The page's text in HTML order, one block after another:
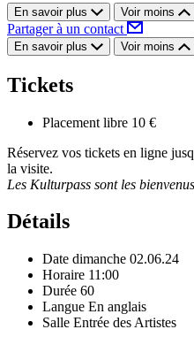
En savoir plus Voir moins
Partager à un contact
En savoir plus Voir moins
Tickets
Placement libre 10 €
Réservez vos tickets en ligne
la visite.
Les Kulturpass sont les bienvenus
Détails
Date dimanche 02.06.24
Horaire 11:00
Durée 60
Langue En anglais
Salle Entrée des Artistes